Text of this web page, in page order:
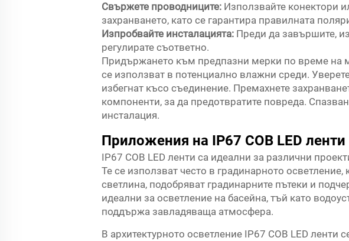
Свържете проводниците: Използвайте конектори
захранването, като се гарантира правилната
Изпробвайте инсталацията: Преди да завършите,
регулирате съответно.
Придържането към предпазни мерки по време на
се използват в потенциално влажни среди.
избегнат късо съединение. Премахнете
компоненти, за да предотвратите повреда.
инсталация.
Приложения на IP67 COB LED ленти
IP67 COB LED ленти са идеални за различни
Те се използват често в градинарното
светлина, подобряват градинарните пътеки и
идеални за осветление на басейна, тъй като
поддържа завладяваща атмосфера.
В архитектурното осветление IP67 COB LED ленти